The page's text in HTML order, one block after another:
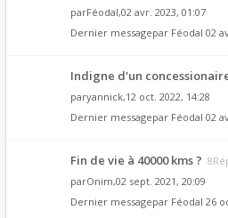
parFéodal,02 avr. 2023, 01:07
Dernier messagepar Féodal 02
Indigne d'un
paryannick,12 oct. 2022, 14:28
Dernier messagepar Féodal 02
Fin de vie à 40000 kms ?
parOnim,02 sept. 2021, 20:09
Dernier messagepar Féodal 26